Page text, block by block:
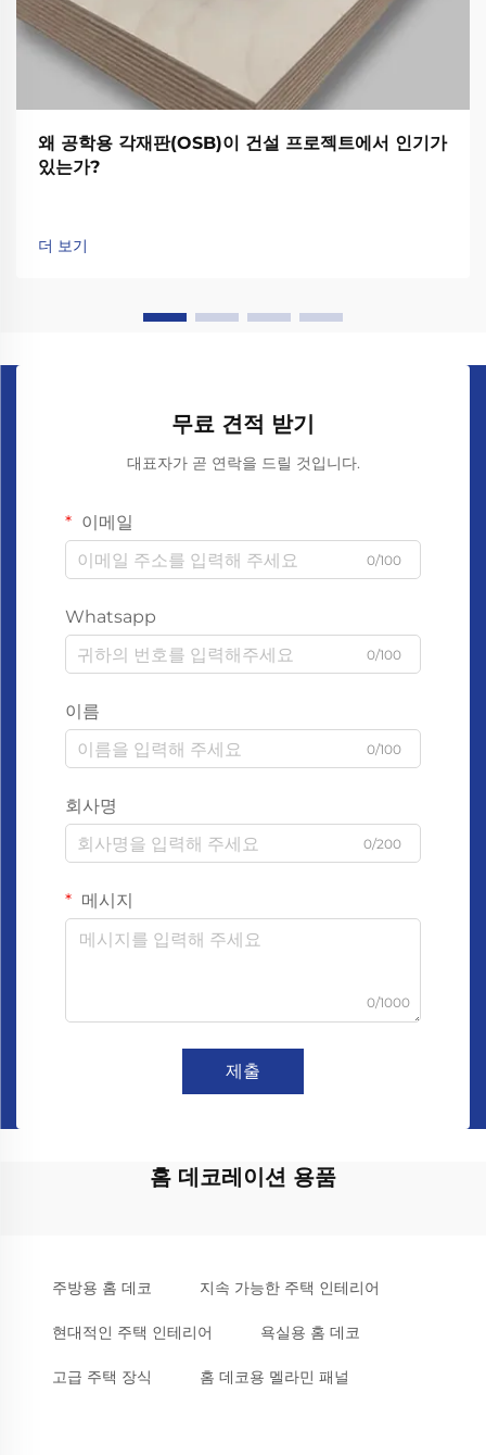
왜 공학용 각재판(OSB)이 건설 프로젝트에서 인기가
있는가?
더 보기
무료 견적 받기
대표자가 곧 연락을 드릴 것입니다.
이메일
0/100
Whatsapp
0/100
이름
0/100
회사명
0/200
메시지
0/1000
제출
홈 데코레이션 용품
주방용 홈 데코 지속 가능한 주택 인테리어
현대적인 주택 인테리어 욕실용 홈 데코
고급 주택 장식 홈 데코용 멜라민 패널